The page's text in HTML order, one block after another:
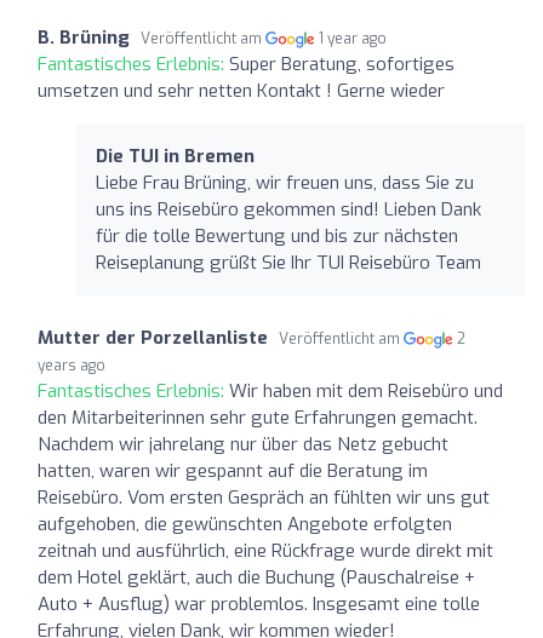
B. Brüning Veröffentlicht am 1 year ago
Fantastisches Erlebnis: Super Beratung, sofortiges
umsetzen und sehr netten Kontakt ! Gerne wieder
Die TUI in Bremen
Liebe Frau Brüning, wir freuen uns, dass Sie zu
uns ins Reisebüro gekommen sind! Lieben Dank
für die tolle Bewertung und bis zur nächsten
Reiseplanung grüßt Sie Ihr TUI Reisebüro Team
Mutter der Porzellanliste Veröffentlicht am
2
years ago
Fantastisches Erlebnis: Wir haben mit dem Reisebüro und
den Mitarbeiterinnen sehr gute Erfahrungen gemacht.
Nachdem wir jahrelang nur über das Netz gebucht
hatten, waren wir gespannt auf die Beratung im
Reisebüro. Vom ersten Gespräch an fühlten wir uns gut
aufgehoben, die gewünschten Angebote erfolgten
zeitnah und ausführlich, eine Rückfrage wurde direkt mit
dem Hotel geklärt, auch die Buchung (Pauschalreise +
Auto + Ausflug) war problemlos. Insgesamt eine tolle
Erfahrung, vielen Dank, wir kommen wieder!